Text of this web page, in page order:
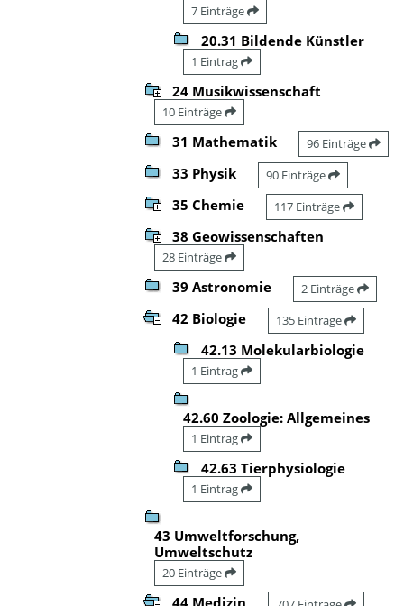
7 Einträge
20.31 Bildende Künstler
1 Eintrag
24 Musikwissenschaft
10 Einträge
31 Mathematik 96 Einträge
33 Physik 90 Einträge
35 Chemie 117 Einträge
38 Geowissenschaften
28 Einträge
39 Astronomie 2 Einträge
42 Biologie 135 Einträge
42.13 Molekularbiologie
1 Eintrag
42.60 Zoologie: Allgemeines
1 Eintrag
42.63 Tierphysiologie
1 Eintrag
43 Umweltforschung,
Umweltschutz
20 Einträge
44 Medizin